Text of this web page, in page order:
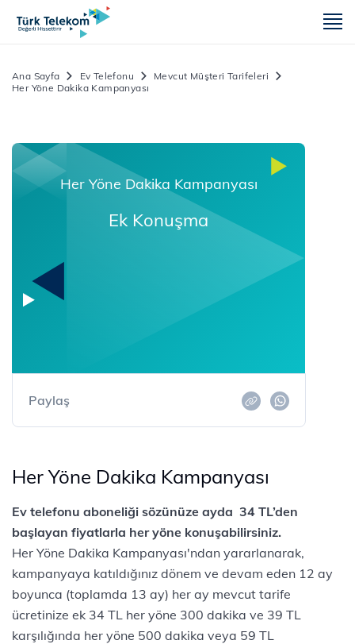
Ana Sayfa Ev Telefonu
Mevcut Müşteri Tarifeleri
Her Yöne Dakika Kampanyası
Her Yöne Dakika Kampanyası
Ek Konuşma
Paylaş
Her Yöne Dakika Kampanyası
Ev telefonu aboneliği sözünüze ayda 34 TL’den
başlayan fiyatlarla her yöne konuşabilirsiniz.
Her Yöne Dakika Kampanyası'ndan yararlanarak,
kampanyaya katıldığınız dönem ve devam eden 12 ay
boyunca (toplamda 13 ay) her ay mevcut tarife
ücretinize ek 34 TL her yöne 300 dakika ve 39 TL
karşılığında her yöne 500 dakika veya 59 TL